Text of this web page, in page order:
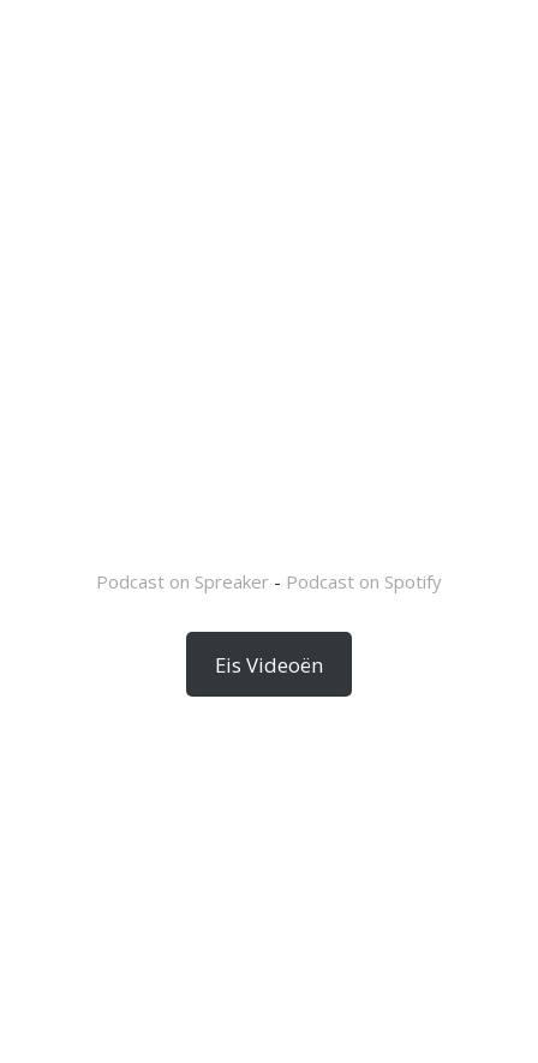
Podcast on Spreaker - Podcast on Spotify
Eis Videoën